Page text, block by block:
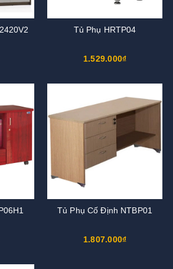
Tủ Phụ HRTP04
1.529.000₫
Tủ Phụ Cố Định NTBP01
1.807.000₫